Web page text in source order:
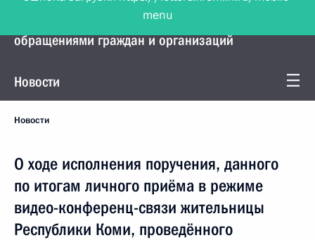
Управление Президента по работе с
обращениями граждан и организаций
Новости
Новости
О ходе исполнения поручения, данного
по итогам личного приёма в режиме
видео-конференц-связи жительницы
Республики Коми, проведённого
menu